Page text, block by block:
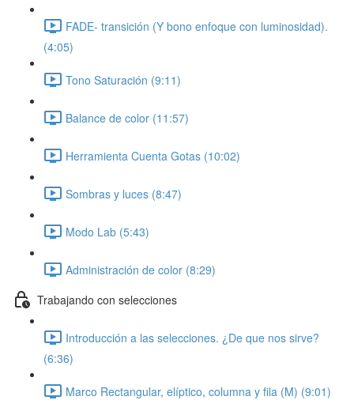
FADE- transición (Y bono enfoque con luminosidad).
(4:05)
Tono Saturación (9:11)
Balance de color (11:57)
Herramienta Cuenta Gotas (10:02)
Sombras y luces (8:47)
Modo Lab (5:43)
Administración de color (8:29)
Trabajando con selecciones
Introducción a las selecciones. ¿De que nos sirve?
(6:36)
Marco Rectangular, elíptico, columna y fila (M) (9:01)